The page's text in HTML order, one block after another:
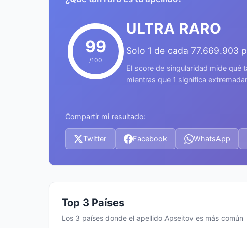
99
/100
ULTRA RARO
Solo 1 de cada 77.669.903
El score de singularidad mide qué
mientras que 1 significa
Compartir mi resultado:
Twitter Facebook WhatsApp
Top 3 Países
Los 3 países donde el apellido Apseitov es más común